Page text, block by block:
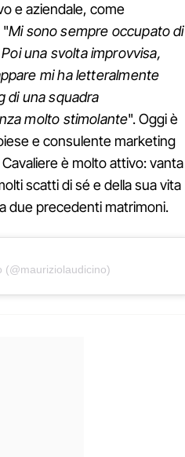
e aziendale, come
"Mi sono sempre occupato di
una svolta improvvisa,
mi ha letteralmente
di una squadra
molto stimolante". Oggi è
e consulente marketing
è molto attivo: vanta
scatti di sé e della sua vita
due precedenti matrimoni.
(@mauriziolaudicino)